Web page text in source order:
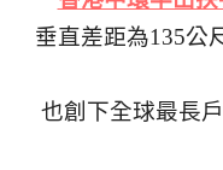
垂直差距為135公
也創下全球最長